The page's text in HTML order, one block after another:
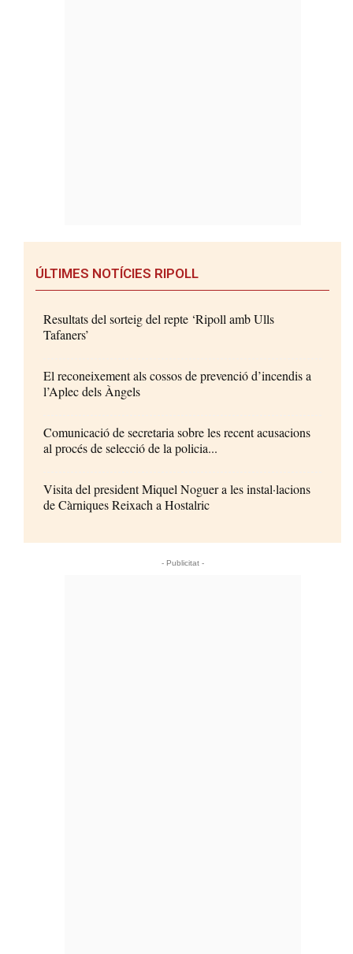
ÚLTIMES NOTÍCIES RIPOLL
Resultats del sorteig del repte ‘Ripoll amb Ulls
Tafaners’
El reconeixement als cossos de prevenció d’incendis a
l’Aplec dels Àngels
Comunicació de secretaria sobre les recent acusacions
al procés de selecció de la policia...
Visita del president Miquel Noguer a les instal·lacions
de Càrniques Reixach a Hostalric
- Publicitat -